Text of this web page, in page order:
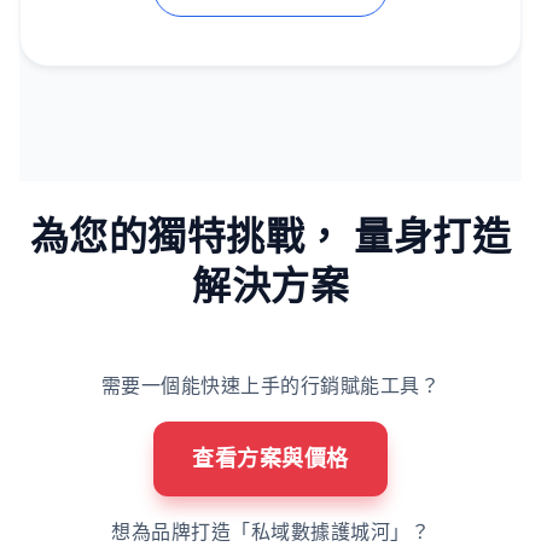
為您的獨特挑戰， 量身打造
解決方案
需要一個能快速上手的行銷賦能工具？
查看方案與價格
想為品牌打造「私域數據護城河」？